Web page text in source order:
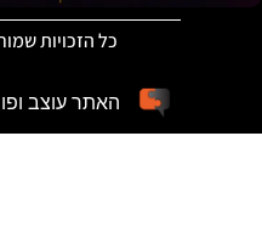
כל הזכויות שמורות
האתר עוצב ופותח